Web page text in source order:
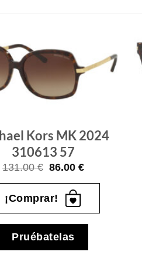
Gafas
de sol
Kors MK 2024
310613 57
131.00€ El
original
era:
131.00 €.
86.00€El
actual
¡Comprar!
Pruébatelas